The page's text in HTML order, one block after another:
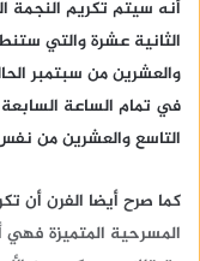
أنه سيتم تكريم النجمة
الثانية عشرة والتي
في تمام الساعة
التاسع والعشرين من
كما صرح أيضا الفرن أن
المسرحية المتميزة فهي